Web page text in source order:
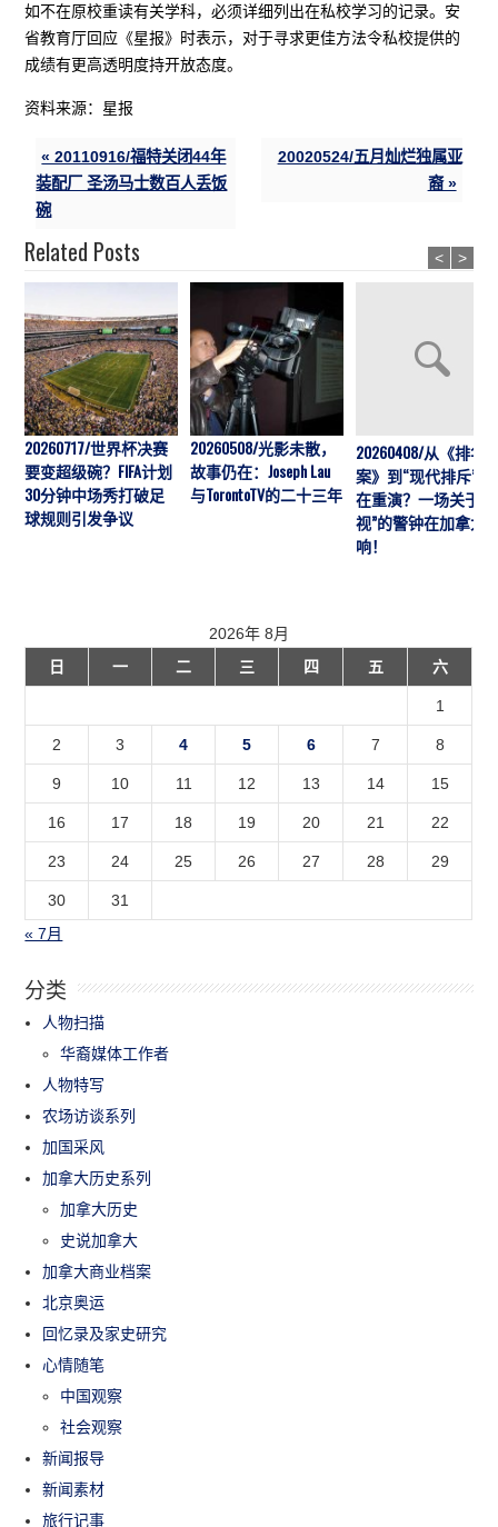
如不在原校重读有关学科，必须详细列出在私校学习的记录。安
省教育厅回应《星报》时表示，对于寻求更佳方法令私校提供的
成绩有更高透明度持开放态度。
资料来源：星报
« 20110916/福特关闭44年
装配厂 圣汤马士数百人丢饭
碗
20020524/五月灿烂独属亚
裔 »
Related Posts
20260717/世界杯决赛
要变超级碗？FIFA计划
30分钟中场秀打破足
球规则引发争议
20260508/光影未散，
故事仍在：Joseph Lau
与TorontoTV的二十三年
20260408/从《排华
案》到“现代排斥”历
在重演？一场关于“
视”的警钟在加拿大
响！
< >
2026年 8月
日
一 二 三 四 五 六
1
2 3 4 5 6 7 8
9 10 11 12 13 14 15
16 17 18 19 20 21 22
23 24 25 26 27 28 29
30
31
« 7月
分类
人物扫描
华裔媒体工作者
人物特写
农场访谈系列
加国采风
加拿大历史系列
加拿大历史
史说加拿大
加拿大商业档案
北京奥运
回忆录及家史研究
心情随笔
中国观察
社会观察
新闻报导
新闻素材
旅行记事